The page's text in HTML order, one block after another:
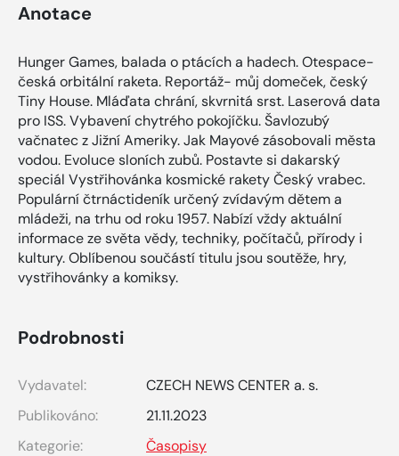
Anotace
Hunger Games, balada o ptácích a hadech. Otespace-
česká orbitální raketa. Reportáž- můj domeček, český
Tiny House. Mláďata chrání, skvrnitá srst. Laserová data
pro ISS. Vybavení chytrého pokojíčku. Šavlozubý
vačnatec z Jižní Ameriky. Jak Mayové zásobovali města
vodou. Evoluce sloních zubů. Postavte si dakarský
speciál Vystřihovánka kosmické rakety Český vrabec.
Populární čtrnáctideník určený zvídavým dětem a
mládeži, na trhu od roku 1957. Nabízí vždy aktuální
informace ze světa vědy, techniky, počítačů, přírody i
kultury. Oblíbenou součástí titulu jsou soutěže, hry,
vystřihovánky a komiksy.
Podrobnosti
Vydavatel:
CZECH NEWS CENTER a. s.
Publikováno:
21.11.2023
Kategorie:
Časopisy